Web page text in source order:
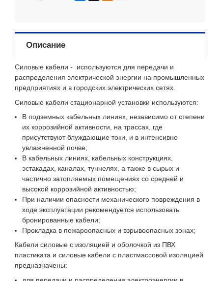
Описание
Силовые кабели - используются для передачи и
распределения электрической энергии на промышленных
предприятиях и в городских электрических сетях.
Силовые кабели стационарной установки используются:
В подземных кабельных линиях, независимо от степени
их коррозийной активности, на трассах, где
присутствуют блуждающие токи, и в интенсивно
увлажненной почве;
В кабельных линиях, кабельных конструкциях,
эстакадах, каналах, туннелях, а также в сырых и
частично затопляемых помещениях со средней и
высокой коррозийной активностью;
При наличии опасности механического повреждения в
ходе эксплуатации рекомендуется использовать
бронированные кабели;
Прокладка в пожароопасных и взрывоопасных зонах;
Кабели силовые с изоляцией и оболочкой из ПВХ
пластиката и силовые кабели с пластмассовой изоляцией
предназначены: